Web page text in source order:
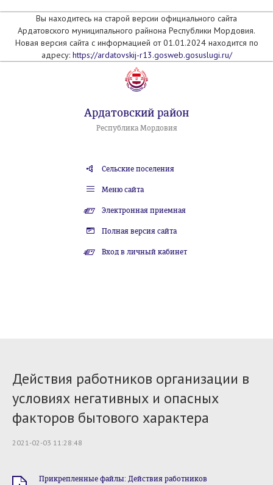
Вы находитесь на старой версии официального сайта
Ардатовского муниципального райнона Республики Мордовия.
Новая версия сайта с информацией от 01.01.2024 находится по
адресу: https://ardatovskij-r13.gosweb.gosuslugi.ru/
Ардатовский район
Республика Мордовия
Сельские поселения
Меню сайта
Электронная приемная
Полная версия сайта
Вход в личный кабинет
Действия работников организации в
условиях негативных и опасных
факторов бытового характера
2021-02-03 11:28:48
Прикрепленные файлы: Действия работников